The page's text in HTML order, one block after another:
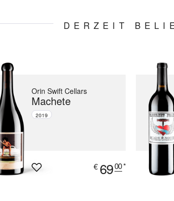
DERZEIT
Orin Swift Cellars
Machete
2019
€ 6900*